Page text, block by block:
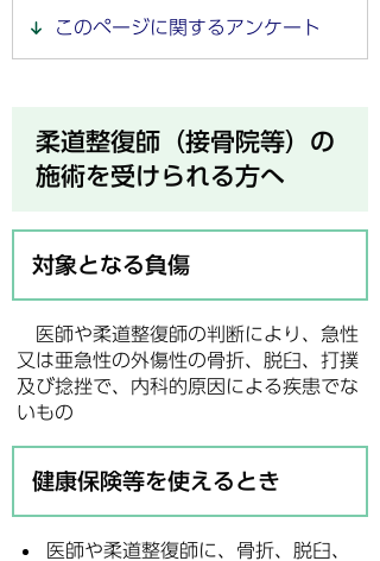
このページに関するアンケート
柔道整復師（接骨院等）の
施術を受けられる方へ
対象となる負傷
医師や柔道整復師の判断により、急性
又は亜急性の外傷性の骨折、脱臼、打撲
及び捻挫で、内科的原因による疾患でな
いもの
健康保険等を使えるとき
医師や柔道整復師に、骨折、脱臼、